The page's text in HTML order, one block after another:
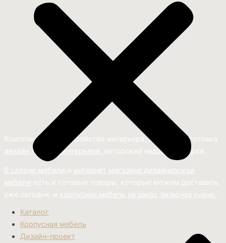
Каталог
Корпусная мебель
Дизайн-проект
Комплексное обустройство интерьера: замер, подготовка
дизайн проекта интерьера, авторский надзор и сборка.
В салоне мебели и интернет магазине дизайнерской
мебели есть и готовые товары, которые можем доставить
уже сегодня, и корпусная мебель на заказ, включая кухни.